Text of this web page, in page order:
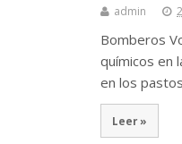
admin
Bomberos
químicos en
en los
Leer »